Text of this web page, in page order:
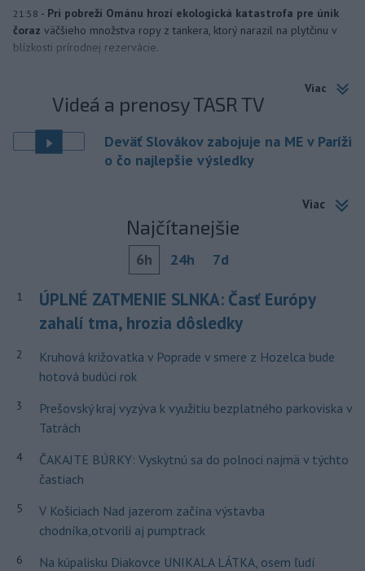
21:58 - Pri pobreží Ománu hrozí ekologická katastrofa pre únik
čoraz väčšieho množstva ropy z tankera, ktorý narazil na plytčinu v
blízkosti prírodnej rezervácie.
Viac
Videá a prenosy TASR TV
Deväť Slovákov zabojuje na ME v Paríži
o čo najlepšie výsledky
Viac
Najčítanejšie
6h 24h 7d
1
ÚPLNÉ ZATMENIE SLNKA: Časť Európy
zahalí tma, hrozia dôsledky
2
Kruhová križovatka v Poprade v smere z Hozelca bude
hotová budúci rok
3
Prešovský kraj vyzýva k využitiu bezplatného parkoviska v
Tatrách
4
ČAKAJTE BÚRKY: Vyskytnú sa do polnoci najmä v týchto
častiach
5
V Košiciach Nad jazerom začína výstavba
chodníka,otvorili aj pumptrack
6
Na kúpalisku Diakovce UNIKALA LÁTKA, osem ľudí